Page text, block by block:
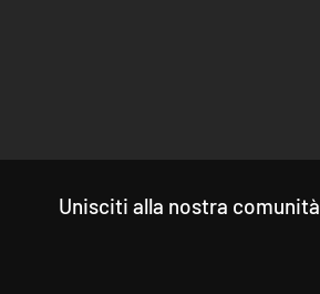
Unisciti alla nostra comunità